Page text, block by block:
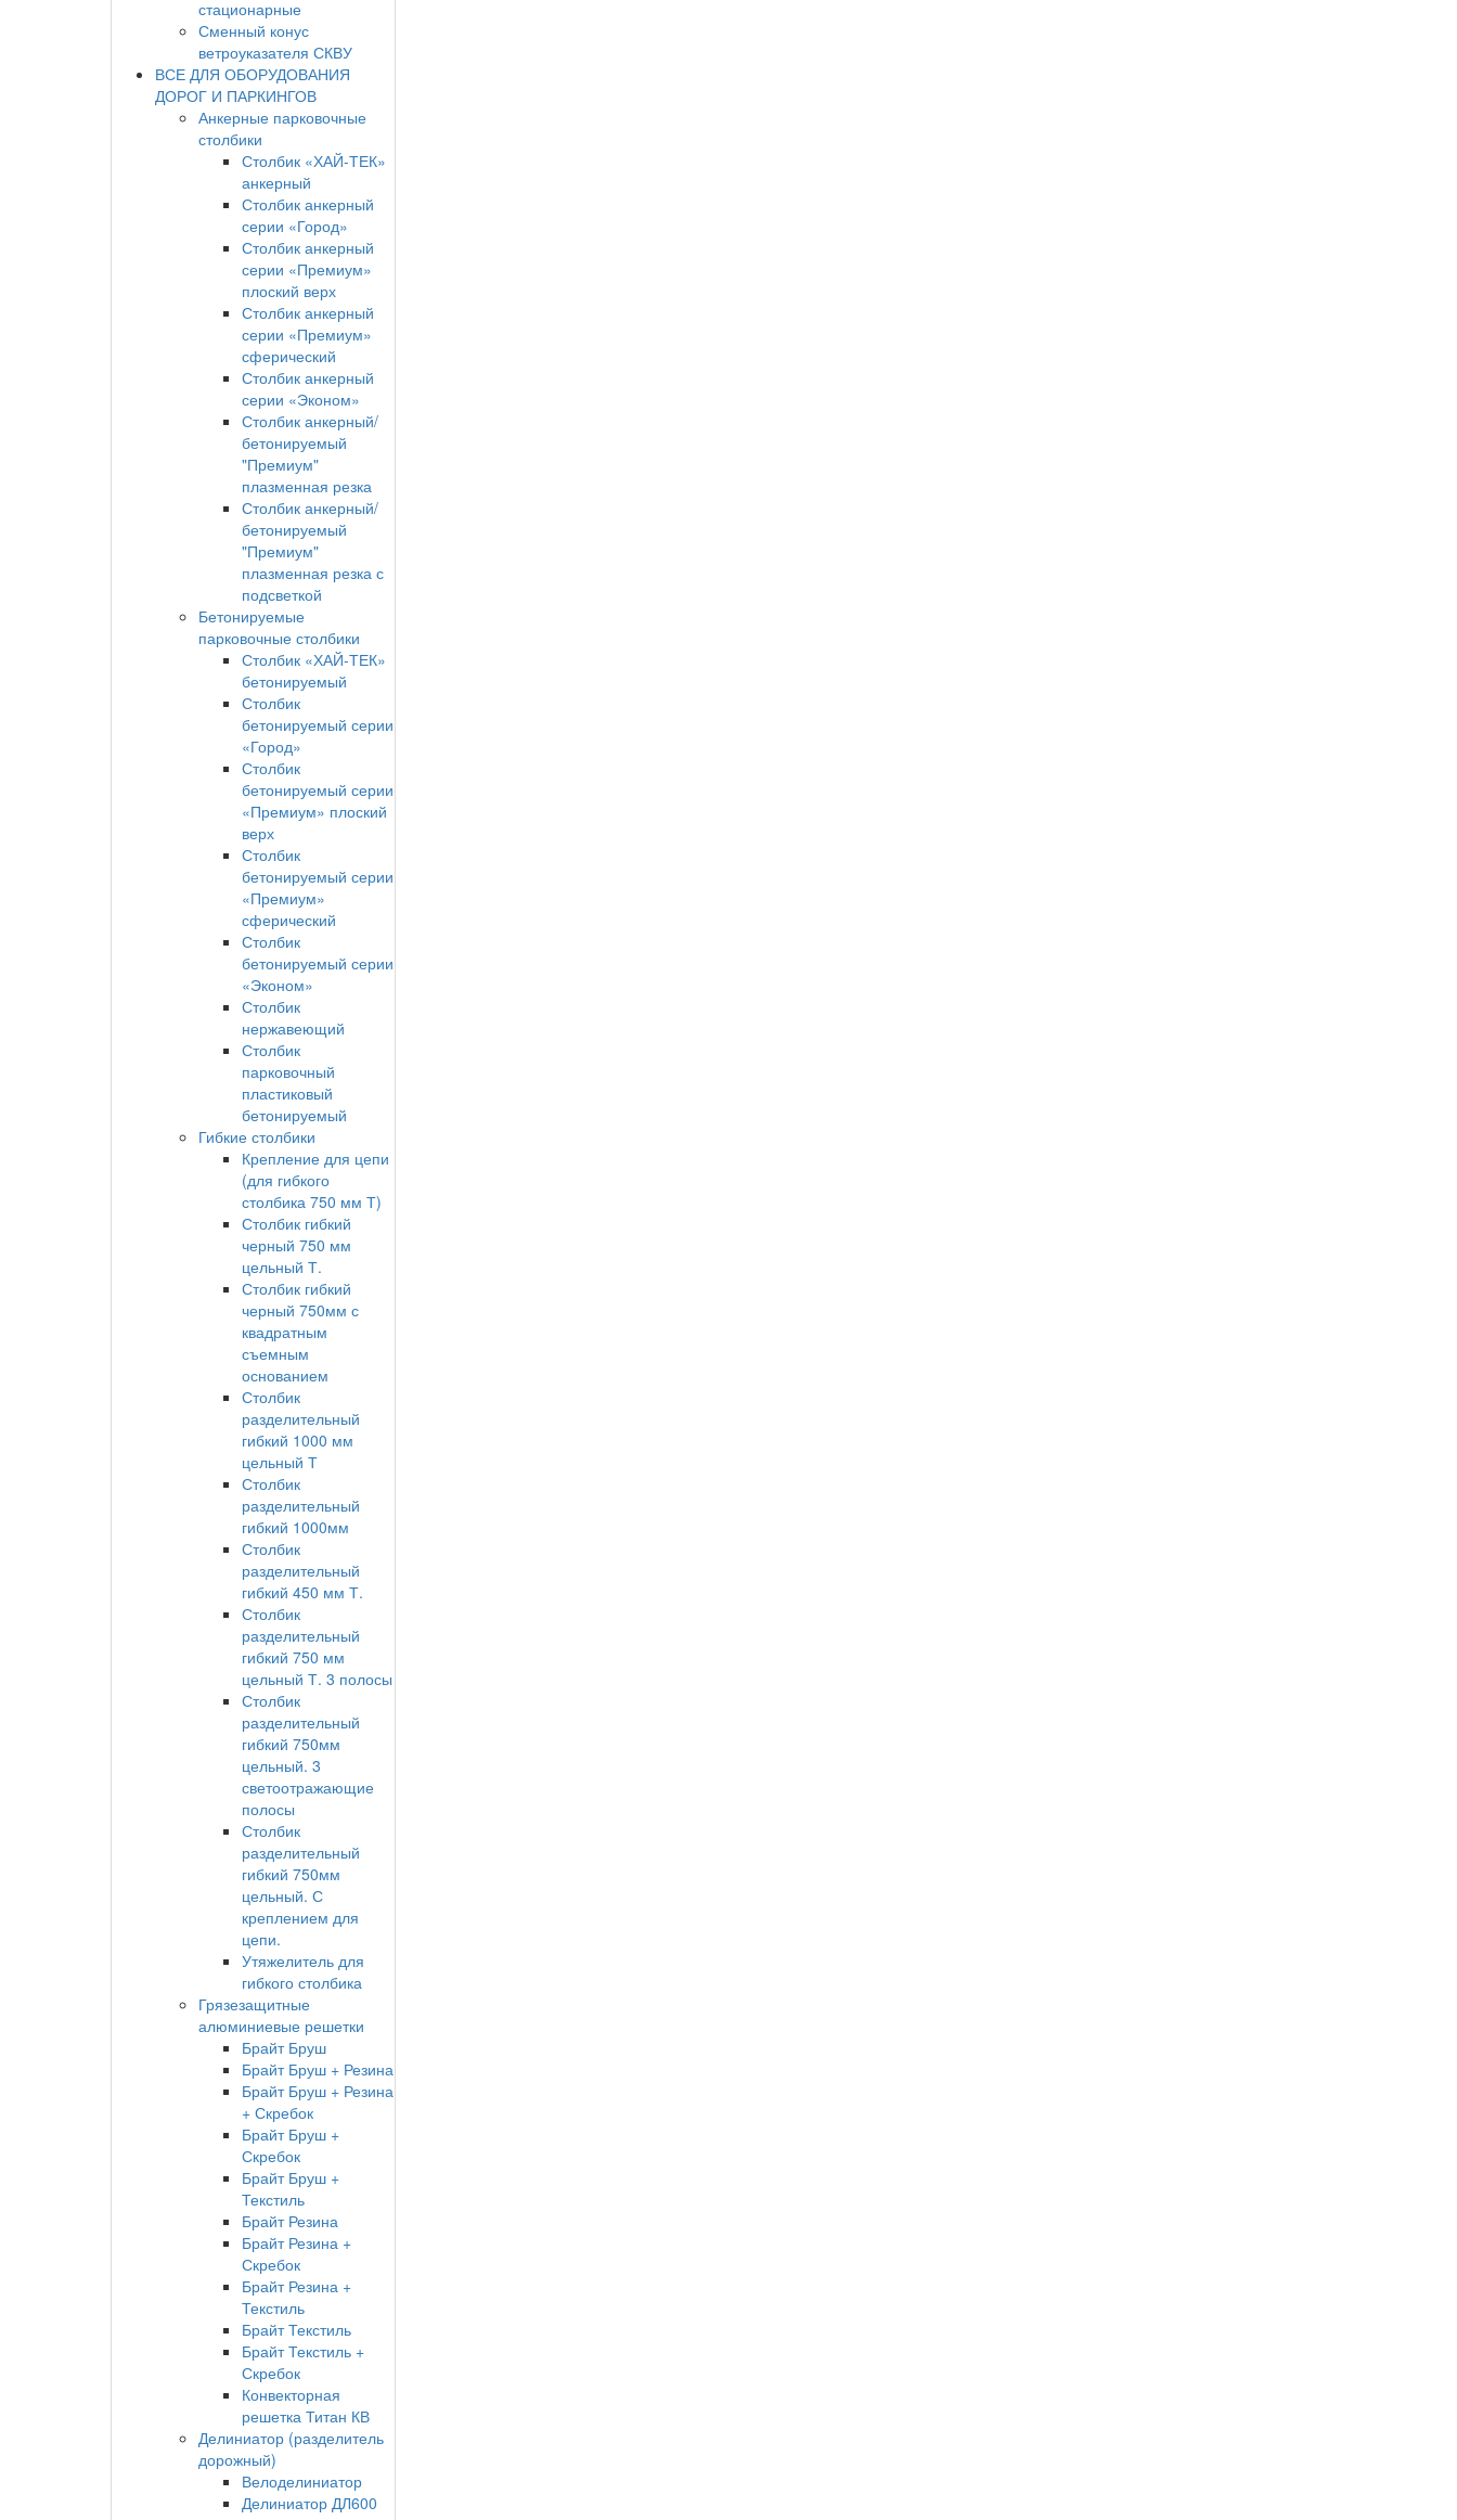
стационарные
Сменный конус
ветроуказателя СКВУ
ВСЕ ДЛЯ ОБОРУДОВАНИЯ
ДОРОГ И ПАРКИНГОВ
Анкерные парковочные
столбики
Столбик «ХАЙ-ТЕК»
анкерный
Столбик анкерный
серии «Город»
Столбик анкерный
серии «Премиум»
плоский верх
Столбик анкерный
серии «Премиум»
сферический
Столбик анкерный
серии «Эконом»
Столбик анкерный/
бетонируемый
"Премиум"
плазменная резка
Столбик анкерный/
бетонируемый
"Премиум"
плазменная резка с
подсветкой
Бетонируемые
парковочные столбики
Столбик «ХАЙ-ТЕК»
бетонируемый
Столбик
бетонируемый серии
«Город»
Столбик
бетонируемый серии
«Премиум» плоский
верх
Столбик
бетонируемый серии
«Премиум»
сферический
Столбик
бетонируемый серии
«Эконом»
Столбик
нержавеющий
Столбик
парковочный
пластиковый
бетонируемый
Гибкие столбики
Крепление для цепи
(для гибкого
столбика 750 мм Т)
Столбик гибкий
черный 750 мм
цельный Т.
Столбик гибкий
черный 750мм с
квадратным
съемным
основанием
Столбик
разделительный
гибкий 1000 мм
цельный Т
Столбик
разделительный
гибкий 1000мм
Столбик
разделительный
гибкий 450 мм Т.
Столбик
разделительный
гибкий 750 мм
цельный Т. 3 полосы
Столбик
разделительный
гибкий 750мм
цельный. 3
светоотражающие
полосы
Столбик
разделительный
гибкий 750мм
цельный. С
креплением для
цепи.
Утяжелитель для
гибкого столбика
Грязезащитные
алюминиевые решетки
Брайт Бруш
Брайт Бруш + Резина
Брайт Бруш + Резина
+ Скребок
Брайт Бруш +
Скребок
Брайт Бруш +
Текстиль
Брайт Резина
Брайт Резина +
Скребок
Брайт Резина +
Текстиль
Брайт Текстиль
Брайт Текстиль +
Скребок
Конвекторная
решетка Титан КВ
Делиниатор (разделитель
дорожный)
Велоделиниатор
Делиниатор ДЛ600